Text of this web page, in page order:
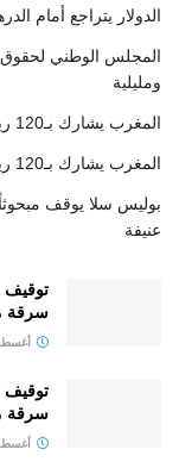
الدولار يتراجع أمام الدرهم بنسبة
المجلس الوطني لحقوق
ومليلية
المغرب يشارك بـ120 رياضيا في دورة تارانتو 2026
المغرب يشارك بـ120 رياضيا في دورة تارانتو 2026
بوليس سلا يوقف
عنيفة
توقيف
سرقة
أغسطس 7,
توقيف
سرقة
أغسطس 7,